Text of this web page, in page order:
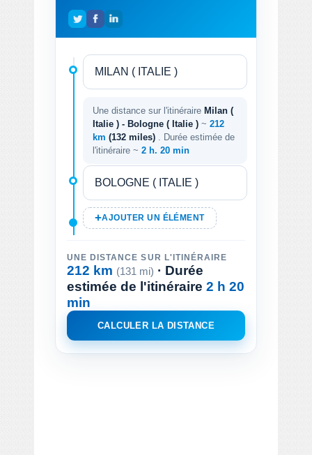
Une distance sur l'itinéraire Milan (
Italie ) - Bologne ( Italie ) ~ 212
km (132 miles)
. Durée estimée de
l'itinéraire ~ 2 h. 20 min
AJOUTER UN ÉLÉMENT
UNE DISTANCE SUR L'ITINÉRAIRE
212 km (131 mi) · Durée
estimée de l'itinéraire 2 h 20
min
CALCULER LA DISTANCE